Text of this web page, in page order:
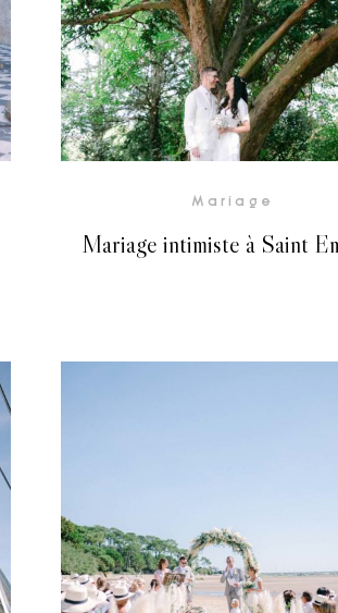
Mariage
Mariage intimiste à Saint
Voir la Galerie